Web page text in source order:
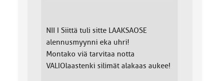
NII I Siittä tuli sitte LAAKSAOSE
alennusmyynni eka uhri!
Montako viä tarvitaa notta
VALIOlaastenki silimät alakaas aukee!